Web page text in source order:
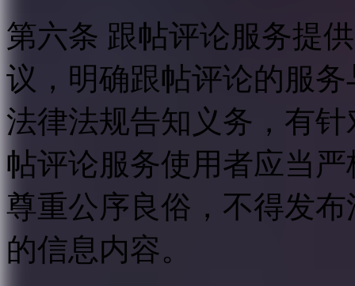
第六条 跟帖评论服务提
议，明确跟帖评论的服
法律法规告知义务，有
帖评论服务使用者应当
尊重公序良俗，不得发
的信息内容。